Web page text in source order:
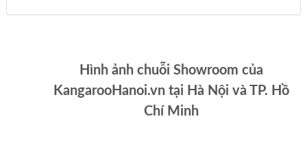
Hình ảnh chuỗi Showroom của
KangarooHanoi.vn tại Hà Nội và TP. Hồ
Chí Minh